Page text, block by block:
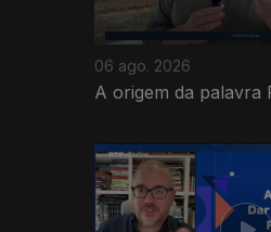
06 ago. 2026
A origem da palavra